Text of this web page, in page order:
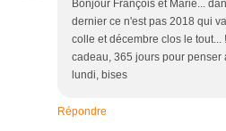
Bonjour François et Marie...
dernier ce n'est pas 2018 qui
colle et décembre clos le tout...
cadeau, 365 jours pour penser
lundi, bises
Répondre